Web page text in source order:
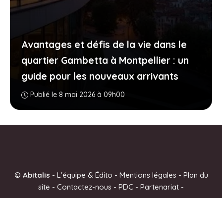
Avantages et défis de la vie dans le
quartier Gambetta à Montpellier : un
guide pour les nouveaux arrivants
Publié le 8 mai 2026 à 09h00
© Abitalis - L'équipe & Édito - Mentions légales- Plan du
site - Contactez-nous - PDC - Partenariat -